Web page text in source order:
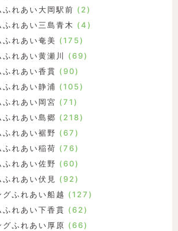
れあい大岡駅前 (2)
れあい三島青木 (4)
れあい奄美 (175)
れあい黄瀬川
(69)
れあい香貫 (90)
れあい静浦 (105)
れあい岡宮 (71)
れあい島郷 (218)
れあい裾野 (67)
れあい稲荷 (76)
れあい佐野 (60)
れあい伏見 (92)
ふれあい船越 (127)
れあい下香貫 (62)
ふれあい厚原 (66)